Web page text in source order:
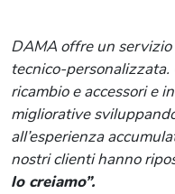
DAMA offre un
tecnico-
ricambio e accessori e
migliorative
all’esperienza
nostri clienti hanno
lo creiamo”.